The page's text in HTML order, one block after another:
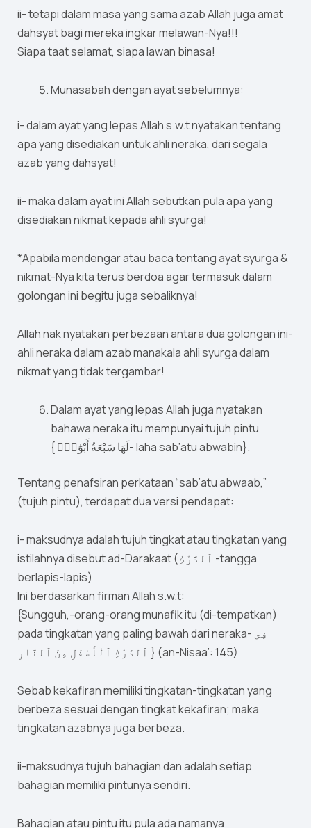
ii- tetapi dalam masa yang sama azab Allah juga amat
dahsyat bagi mereka ingkar melawan-Nya!!!
Siapa taat selamat, siapa lawan binasa!
Munasabah dengan ayat sebelumnya:
i- dalam ayat yang lepas Allah s.w.t nyatakan tentang
apa yang disediakan untuk ahli neraka, dari segala
azab yang dahsyat!
ii- maka dalam ayat ini Allah sebutkan pula apa yang
disediakan nikmat kepada ahli syurga!
*Apabila mendengar atau baca tentang ayat syurga &
nikmat-Nya kita terus berdoa agar termasuk dalam
golongan ini begitu juga sebaliknya!
Allah nak nyatakan perbezaan antara dua golongan ini-
ahli neraka dalam azab manakala ahli syurga dalam
nikmat yang tidak tergambar!
Dalam ayat yang lepas Allah juga nyatakan
bahawa neraka itu mempunyai tujuh pintu
{ لَهَا سَبْعَةُ أَبْوَٰبٍۢ- laha sab’atu abwabin}.
Tentang penafsiran perkataan “sab’atu abwaab,”
(tujuh pintu), terdapat dua versi pendapat:
i- maksudnya adalah tujuh tingkat atau tingkatan yang
istilahnya disebut ad-Darakaat (ٱلدَّرْكِ -tangga
berlapis-lapis)
Ini berdasarkan firman Allah s.w.t:
{Sungguh,-orang-orang munafik itu (di-tempatkan)
pada tingkatan yang paling bawah dari neraka- فِى
ٱلدَّرْكِ ٱلْأَسْفَلِ مِنَ ٱلنَّارِ } (an-Nisaa’: 145)
Sebab kekafiran memiliki tingkatan-tingkatan yang
berbeza sesuai dengan tingkat kekafiran; maka
tingkatan azabnya juga berbeza.
ii-maksudnya tujuh bahagian dan adalah setiap
bahagian memiliki pintunya sendiri.
Bahagian atau pintu itu pula ada namanya